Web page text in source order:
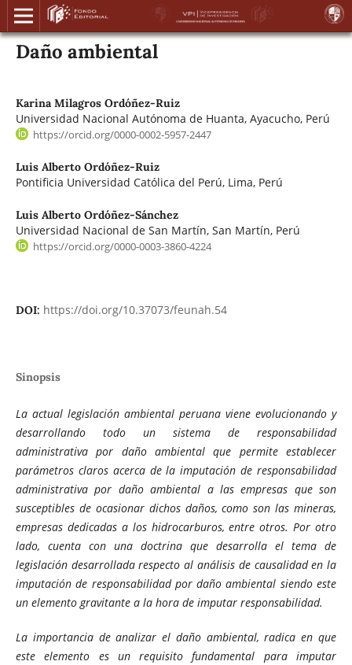
Daño ambiental
Karina Milagros Ordóñez-Ruiz
Universidad Nacional Autónoma de Huanta, Ayacucho, Perú
https://orcid.org/0000-0002-5957-2447
Luis Alberto Ordóñez-Ruiz
Pontificia Universidad Católica del Perú, Lima, Perú
Luis Alberto Ordóñez-Sánchez
Universidad Nacional de San Martín, San Martín, Perú
https://orcid.org/0000-0003-3860-4224
DOI: https://doi.org/10.37073/feunah.54
Sinopsis
La actual legislación ambiental peruana viene evolucionando y
desarrollando todo un sistema de responsabilidad
administrativa por daño ambiental que permite establecer
parámetros claros acerca de la imputación de responsabilidad
administrativa por daño ambiental a las empresas que son
susceptibles de ocasionar dichos daños, como son las mineras,
empresas dedicadas a los hidrocarburos, entre otros. Por otro
lado, cuenta con una doctrina que desarrolla el tema de
legislación desarrollada respecto al análisis de causalidad en la
imputación de responsabilidad por daño ambiental siendo este
un elemento gravitante a la hora de imputar responsabilidad.
La importancia de analizar el daño ambiental, radica en que
este elemento es un requisito fundamental para imputar